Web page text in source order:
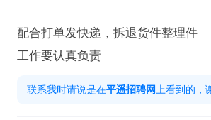
配合打单发快递，拆退货件整理件
工作要认真负责
联系我时请说是在平遥招聘网 上看到的，